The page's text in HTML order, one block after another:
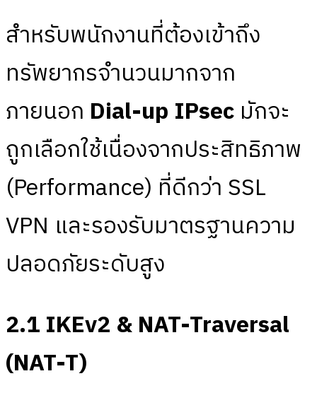
สำหรับพนักงานที่ต้องเข้าถึง
ทรัพยากรจำนวนมากจาก
ภายนอก Dial-up IPsec มักจะ
ถูกเลือกใช้เนื่องจากประสิทธิภาพ
(Performance) ที่ดีกว่า SSL
VPN และรองรับมาตรฐานความ
ปลอดภัยระดับสูง
2.1 IKEv2 & NAT-Traversal
(NAT-T)